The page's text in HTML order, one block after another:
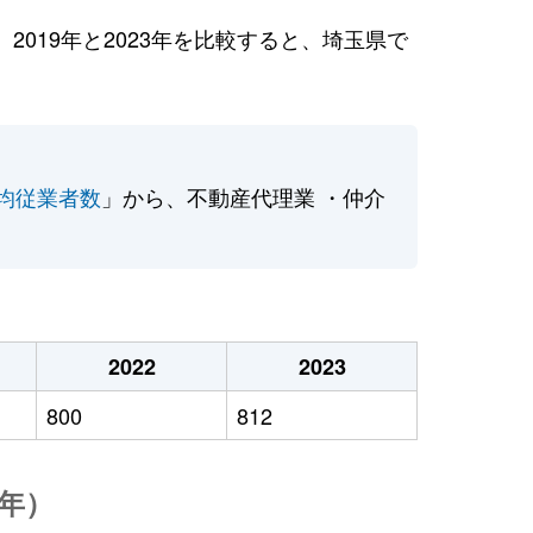
年と2023年を比較すると、埼玉県で
従業者数 」から、不動産代理業 ・仲介
2022
2023
800
812